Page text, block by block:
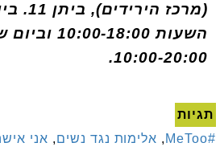
(מרכז
השעות
10:00-20:00.
תגיות
#MeToo
, אלימות נגד נשים, אני